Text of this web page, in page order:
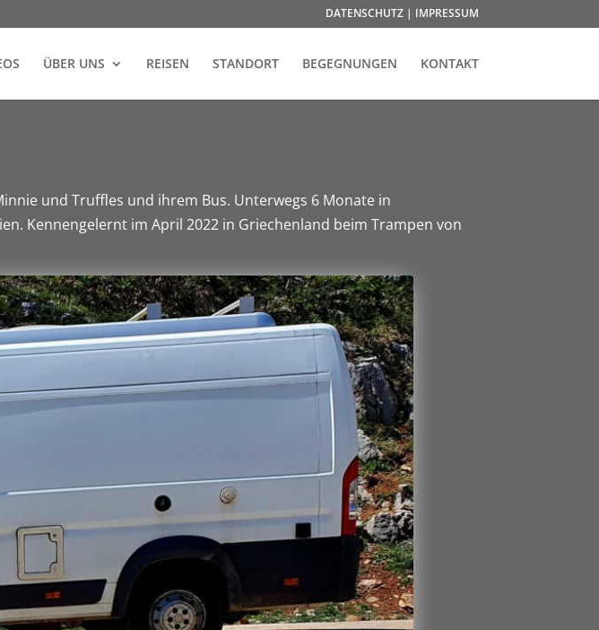
DATENSCHUTZ | IMPRESSUM
ÜBER UNS REISEN STANDORT BEGEGNUNGEN KONTAKT
und Truffles und ihrem Bus. Unterwegs 6 Monate in
Kennengelernt im April 2022 in Griechenland beim Trampen von